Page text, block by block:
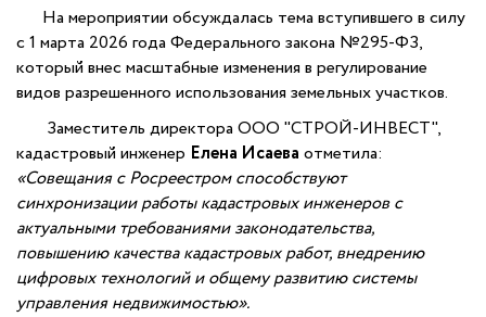
На мероприятии обсуждалась тема вступившего в силу
с 1 марта 2026 года Федерального закона №295-ФЗ,
который внес масштабные изменения в регулирование
видов разрешенного использования земельных участков.
Заместитель директора ООО "СТРОЙ-ИНВЕСТ",
кадастровый инженер Елена Исаева отметила:
«Совещания с Росреестром способствуют
синхронизации работы кадастровых инженеров с
актуальными требованиями законодательства,
повышению качества кадастровых работ, внедрению
цифровых технологий и общему развитию системы
управления недвижимостью».